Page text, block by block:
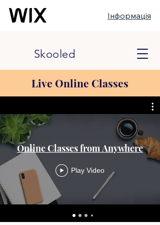
Інформація